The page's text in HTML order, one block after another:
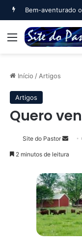
Bem-aventurado
Menu
Início / Artigos
Artigos
Quero
Site do Pastor
mail
2 minutos de leitura